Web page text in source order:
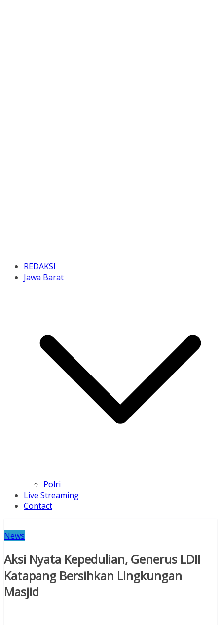
REDAKSI
Jawa Barat
Polri
Live Streaming
Contact
News
Aksi Nyata Kepedulian, Generus LDII
Katapang Bersihkan Lingkungan
Masjid